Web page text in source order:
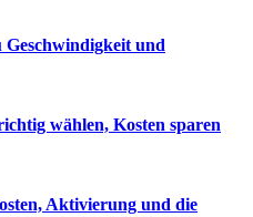
und
wählen, Kosten sparen
Aktivierung und die